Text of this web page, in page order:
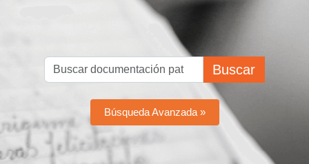
Buscar
Búsqueda Avanzada »